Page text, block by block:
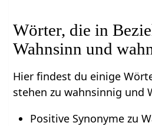
Wörter, die in
Wahnsinn und
Hier findest du einige
stehen zu wahnsinnig und
Positive Synonyme zu